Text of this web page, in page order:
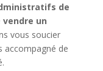
de
vendre un
vous soucier
accompagné de